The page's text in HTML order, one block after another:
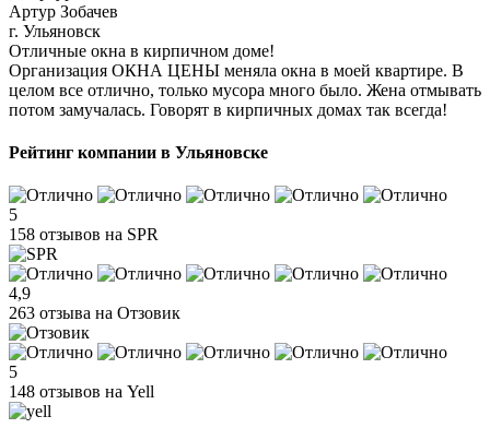
Артур Зобачев
г. Ульяновск
Отличные окна в кирпичном доме!
Организация ОКНА ЦЕНЫ меняла окна в моей квартире. В
целом все отлично, только мусора много было. Жена отмывать
потом замучалась. Говорят в кирпичных домах так всегда!
Рейтинг компании в Ульяновске
5
158 отзывов на SPR
4,9
263 отзыва на Отзовик
5
148 отзывов на Yell